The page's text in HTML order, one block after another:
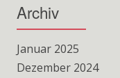
Archiv
Januar 2025
Dezember 2024